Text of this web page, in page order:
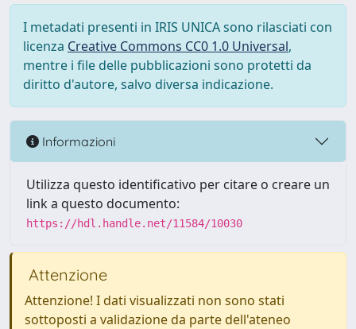
I metadati presenti in IRIS UNICA sono rilasciati con
licenza Creative Commons CC0 1.0 Universal,
mentre i file delle pubblicazioni sono protetti da
diritto d'autore, salvo diversa indicazione.
Informazioni
Utilizza questo identificativo per citare o creare un
link a questo documento:
https://hdl.handle.net/11584/10030
Attenzione
Attenzione! I dati visualizzati non sono stati
sottoposti a validazione da parte dell'ateneo